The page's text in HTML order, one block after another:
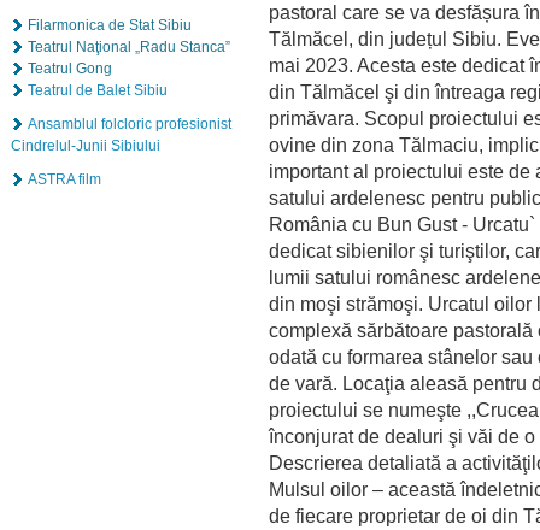
Filarmonica de Stat Sibiu
Teatrul Naţional „Radu Stanca”
Teatrul Gong
Teatrul de Balet Sibiu
Ansamblul folcloric profesionist
Cindrelul-Junii Sibiului
ASTRA film
pastoral care se va desfășura
Tălmăcel, din județul Sibiu.
mai 2023. Acesta este dedicat
din Tălmăcel şi din întreaga
primăvara. Scopul proiectului
ovine din zona Tălmaciu,
important al proiectului este de
satului ardelenesc pentru
România cu Bun Gust -
dedicat sibienilor şi turiştilor,
lumii satului românesc
din moşi strămoşi. Urcatul
complexă sărbătoare
odată cu formarea stânelor
de vară. Locaţia aleasă pentru
proiectului se numeşte
înconjurat de dealuri şi văi de
Descrierea detaliată a
Mulsul oilor – această
de fiecare proprietar de oi din